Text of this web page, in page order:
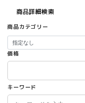
商品詳細検索
商品カテゴリー
価格
キーワード